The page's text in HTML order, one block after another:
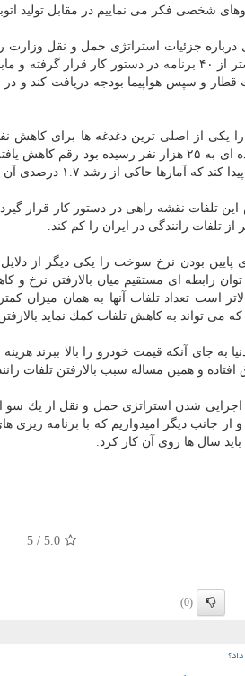
شخصی فكر می نماییم در مقابل تولید
اقدام پیش بینی شده كه از این تعداد بیشتر از ۴۰
و سپس هواپیما بودجه دریافت كند و در
را یكی از اصلی ترین دغدغه ها برای
هرچند از سال ۱۳۸۴ كه میزان تلفات جاده ای به ۲۵
تلفات نقشه راهی در دستور كار قرار
بودن نرخ سوخت را یكی دیگر از دلایل
رابطه ای مستقیم میان بالارفتن نرخ
است تعداد تلفات آنها به همان میزان
می تواند به كاهش تلفات كمك نماید
به جای آنكه قیمت خودرو را بالا ببرند
افتاده و همین مساله سبب بالارفتن تلفات
اجرایی شدن استراتژی حمل و نقل از یك
و از جانب دیگر امیدواریم كه با برنامه
باید سال ها روی آن كار كرد.
5.0
/ 5
(0)